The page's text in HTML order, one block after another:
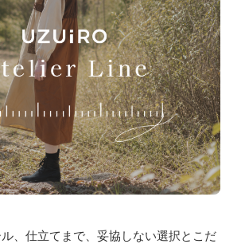
、仕立てまで、妥協しない選択とこだ